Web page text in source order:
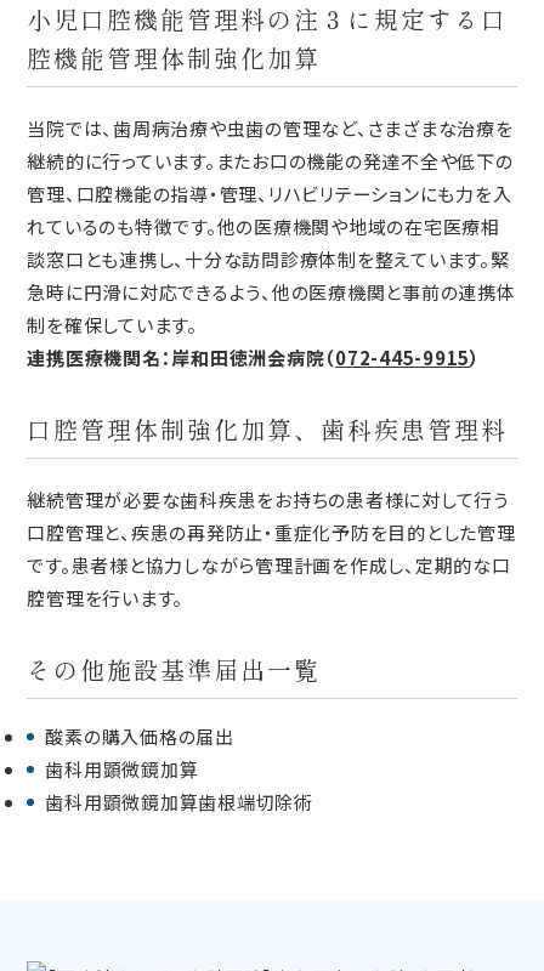
小児口腔機能管理料の注３に規定する口
腔機能管理体制強化加算
当院では、歯周病治療や虫歯の管理など、さまざまな治療を
継続的に行っています。またお口の機能の発達不全や低下の
管理、口腔機能の指導・管理、リハビリテーションにも力を入
れているのも特徴です。他の医療機関や地域の在宅医療相
談窓口とも連携し、十分な訪問診療体制を整えています。緊
急時に円滑に対応できるよう、他の医療機関と事前の連携体
制を確保しています。
連携医療機関名：岸和田徳洲会病院（072-445-9915）
口腔管理体制強化加算、歯科疾患管理料
継続管理が必要な歯科疾患をお持ちの患者様に対して行う
口腔管理と、疾患の再発防止・重症化予防を目的とした管理
です。患者様と協力しながら管理計画を作成し、定期的な口
腔管理を行います。
その他施設基準届出一覧
酸素の購入価格の届出
歯科用顕微鏡加算
歯科用顕微鏡加算歯根端切除術